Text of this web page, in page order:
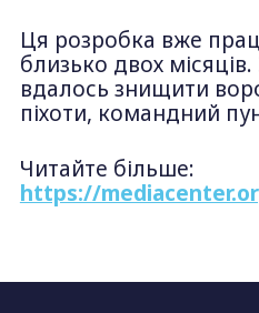
Ця розробка вже
близько двох
вдалось знищити
піхоти, командний
Читайте більше:
https://